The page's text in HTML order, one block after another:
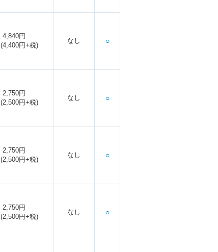
4,840円
(4,400円+税)
なし ○
2,750円
(2,500円+税)
なし ○
2,750円
(2,500円+税)
なし ○
2,750円
(2,500円+税)
なし ○